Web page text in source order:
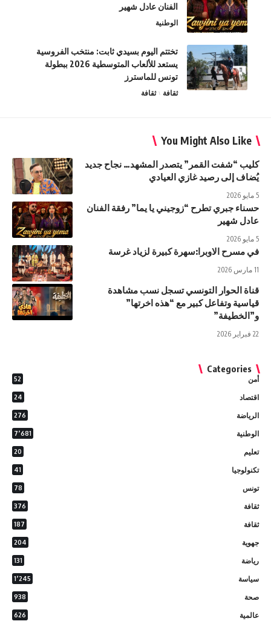
الفنان عادل شهير
الوطنية
تختتم اليوم بسيدي ثابت: منتخب الفروسية
يستعد للألعاب المتوسطية 2026 ببطولة
تونس للماسترز
ثقافة ثقافة
You Might Also Like
كليب “شفت القمر” يتصدر المشهد… نجاح جديد
يُضاف إلى رصيد غازي العيادي
حسناء جبري تطرح “زوجيني يا يما” رفقة الفنان
عادل شهير
في مسرح الاوبرا:سهرة كبيرة لزياد غرسة
قناة الحوار التونسي تسجل نسب مشاهدة
قياسية وتفاعل كبير مع “هذه اخرتها”
و”الخطيفة”
Categories
أمن 52
اقتصاد 24
الرياضة 276
الوطنية 7٬681
تعليم 20
تكنولوجيا 41
تونس 78
ثقافة 376
ثقافة 187
جهوية 204
رياضة 131
سياسة 1٬245
صحة 938
عالمية 626